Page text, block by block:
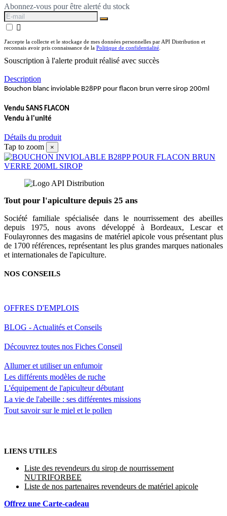
Abonnez-vous pour être alerté du stock

J'accepte la collecte et le stockage de mes données personnelles par API Distribution et
reconnais avoir pris connaissance de la Politique de confidentialité.
Souscription à l'alerte produit réalisé avec succès
Description
Bouchon blanc inviolable B28PP pour flacon brun verre sirop 200ml
Vendu SANS FLACON
Vendu à l'unité
Détails du produit
Tap to zoom
×
Tout pour l'apiculture depuis 25 ans
Société familiale spécialisée dans le nourrissement des abeilles
depuis 1975, nous avons développé à Bordeaux, Lescar et
Foulayronnes des magasins de matériel apicole vous présentant plus
de 1700 références, représentant les plus grandes marques nationales
et internationales de l'apiculture.
NOS CONSEILS
OFFRES D'EMPLOIS
BLOG - Actualités et Conseils
Découvrez toutes nos Fiches Conseil
Allumer et utiliser un enfumoir
Les différents modèles de ruche
L'équipement de l'apiculteur débutant
La vie de l'abeille : ses différentes missions
Tout savoir sur le miel et le pollen
LIENS UTILES
Liste des revendeurs du sirop de nourrissement
NUTRIFORBEE
Liste de nos partenaires revendeurs de matériel apicole
Offrez une Carte-cadeau